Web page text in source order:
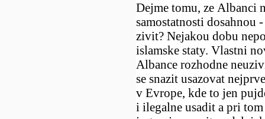
Dejme tomu, ze Albanci
samostatnosti dosahnou
zivit? Nejakou dobu
islamske staty. Vlastni
Albance rozhodne
se snazit usazovat
v Evrope, kde to jen
i ilegalne usadit a pri